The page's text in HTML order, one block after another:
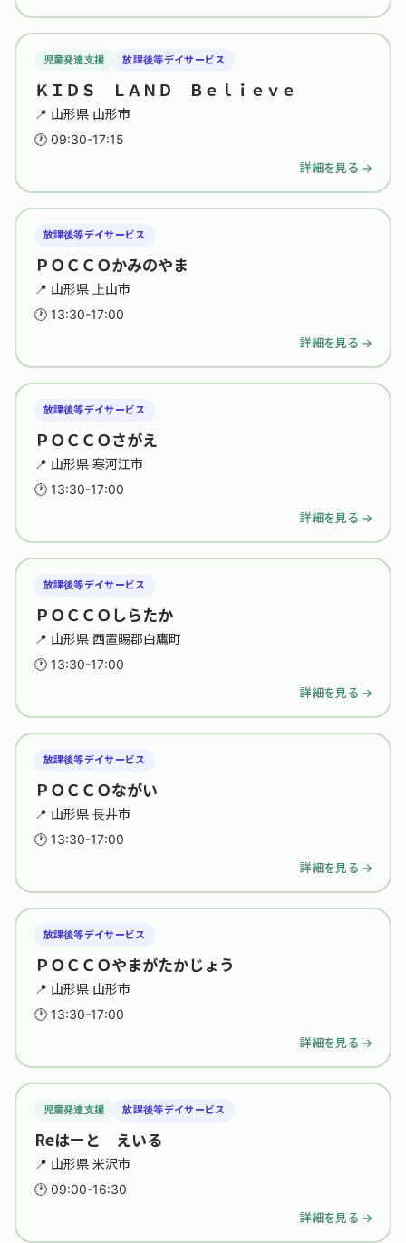
児童発達支援 放課後等デイサービス
ＫＩＤＳ ＬＡＮＤ Ｂｅｌｉｅｖｅ
📍 山形県 山形市
🕐 09:30-17:15
詳細を見る →
放課後等デイサービス
ＰＯＣＣＯかみのやま
📍 山形県 上山市
🕐 13:30-17:00
詳細を見る →
放課後等デイサービス
ＰＯＣＣＯさがえ
📍 山形県 寒河江市
🕐 13:30-17:00
詳細を見る →
放課後等デイサービス
ＰＯＣＣＯしらたか
📍 山形県 西置賜郡白鷹町
🕐 13:30-17:00
詳細を見る →
放課後等デイサービス
ＰＯＣＣＯながい
📍 山形県 長井市
🕐 13:30-17:00
詳細を見る →
放課後等デイサービス
ＰＯＣＣＯやまがたかじょう
📍 山形県 山形市
🕐 13:30-17:00
詳細を見る →
児童発達支援 放課後等デイサービス
Reはーと えいる
📍 山形県 米沢市
🕐 09:00-16:30
詳細を見る →